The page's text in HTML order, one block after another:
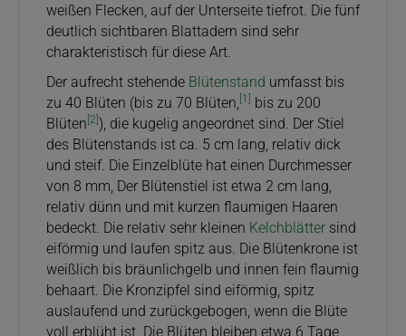
weißen Flecken, auf der Unterseite tiefrot. Die fünf
deutlich sichtbaren Blattadern sind sehr
charakteristisch für diese Art.
Der aufrecht stehende Blütenstand umfasst bis
zu 40 Blüten (bis zu 70 Blüten, [1] bis zu 200
Blüten[2]), die kugelig angeordnet sind. Der Stiel
des Blütenstands ist ca. 5 cm lang, relativ dick
und steif. Die Einzelblüte hat einen Durchmesser
von 8 mm, Der Blütenstiel ist etwa 2 cm lang,
relativ dünn und mit kurzen flaumigen Haaren
bedeckt. Die relativ sehr kleinen Kelchblätter sind
eiförmig und laufen spitz aus. Die Blütenkrone ist
weißlich bis bräunlichgelb und innen fein flaumig
behaart. Die Kronzipfel sind eiförmig, spitz
auslaufend und zurückgebogen, wenn die Blüte
voll erblüht ist. Die Blüten bleiben etwa 6 Tage